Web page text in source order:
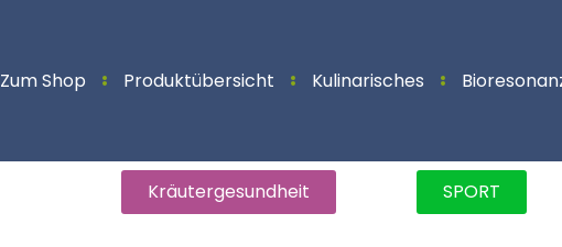
Zum Shop Produktübersicht Kulinarisches
Kräutergesundheit SPORT